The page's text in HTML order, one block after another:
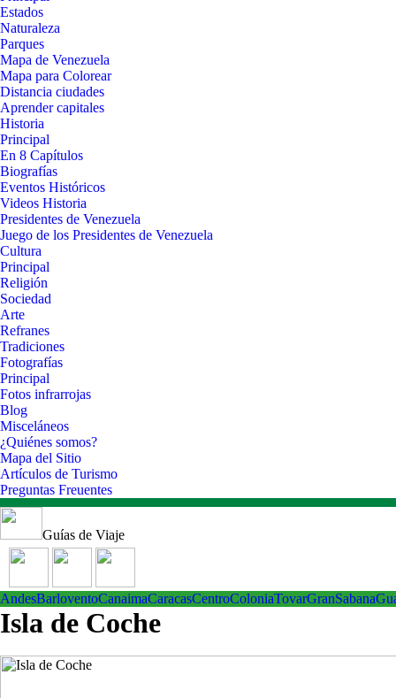
Estados
Naturaleza
Parques
Mapa de Venezuela
Mapa para Colorear
Distancia ciudades
Aprender capitales
Historia
Principal
En 8 Capítulos
Biografías
Eventos Históricos
Videos Historia
Presidentes de Venezuela
Juego de los Presidentes de Venezuela
Cultura
Principal
Religión
Sociedad
Arte
Refranes
Tradiciones
Fotografías
Principal
Fotos infrarrojas
Blog
Misceláneos
¿Quiénes somos?
Mapa del Sitio
Artículos de Turismo
Preguntas Freuentes
Guías de Viaje
AndesBarloventoCanaimaCaracasCentroColoniaTovarGranSabana
Isla de Coche